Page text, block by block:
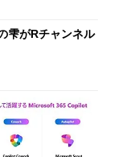
雫がRチャンネル